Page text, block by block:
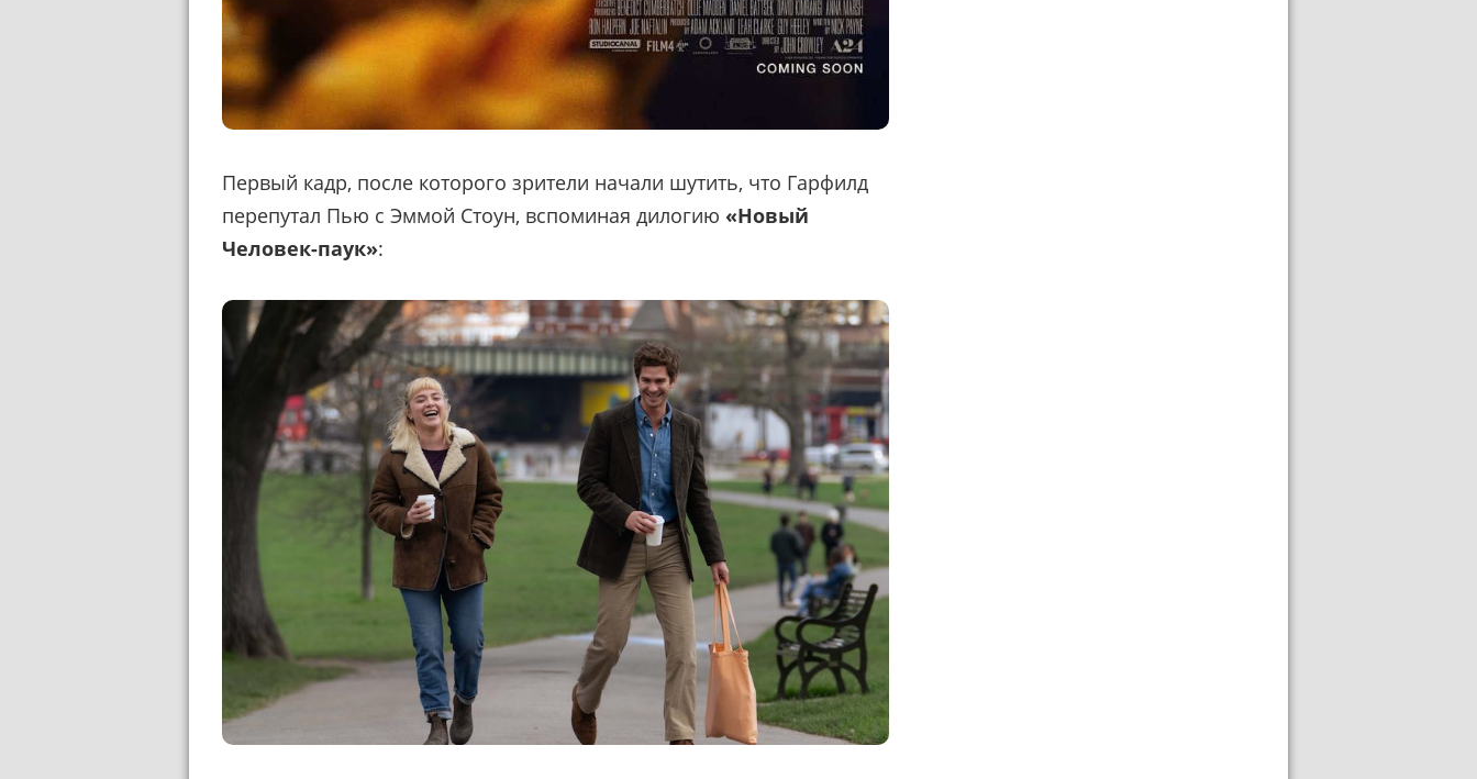
Первый кадр, после которого зрители начали шутить, что Гарфилд
перепутал Пью с Эммой Стоун, вспоминая дилогию «Новый
Человек-паук»: